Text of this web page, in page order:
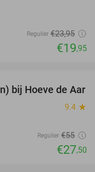
Regulier €23,95
€19,95
50%
bij Hoeve de Aar
9.4 star
Regulier €55
€27,50